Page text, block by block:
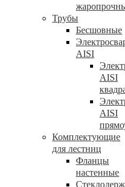
Трубы
Бесшовные
AISI
AISI
AISI
Комплектующие
для лестниц
Фланцы
настенные